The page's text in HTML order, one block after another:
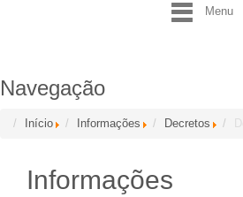
Menu
Navegação
Início Informações Decretos
Informações